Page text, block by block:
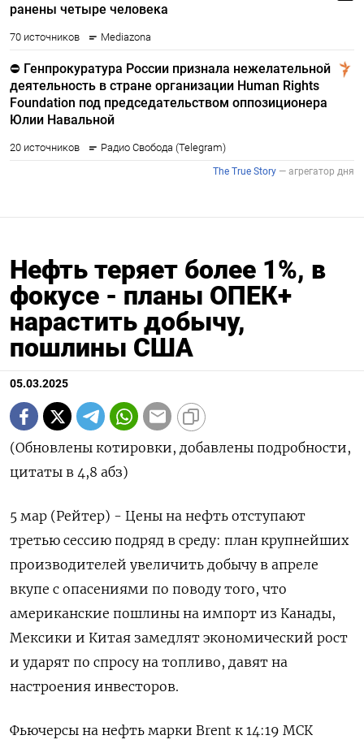
Нефть теряет более 1%, в
фокусе - планы ОПЕК+
нарастить добычу,
пошлины США
05.03.2025
(Обновлены котировки, добавлены подробности,
цитаты в 4,8 абз)
5 мар (Рейтер) - Цены на нефть отступают
третью сессию подряд в среду: план крупнейших
производителей увеличить добычу в апреле
вкупе с опасениями по поводу того, что
американские пошлины на импорт из Канады,
Мексики и Китая замедлят экономический рост
и ударят по спросу на топливо, давят на
настроения инвесторов.
Фьючерсы на нефть марки Brent к 14:19 МСК